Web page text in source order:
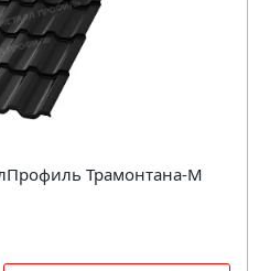
Трамонтана-M